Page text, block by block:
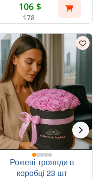
106 $
178
Рожеві троянди в
коробці 23 шт